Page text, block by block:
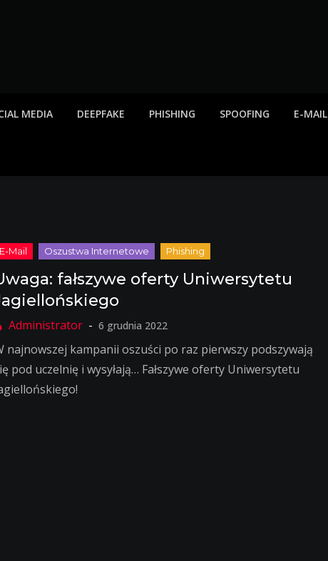
MEDIA DEEPFAKE PHISHING SPOOFING E-MAIL
fałszywe oferty Uniwersytetu
6 grudnia 2022
najnowszej kampanii oszuści po raz pierwszy podszywają
pod uczelnię i wysyłają… Fałszywe oferty Uniwersytetu